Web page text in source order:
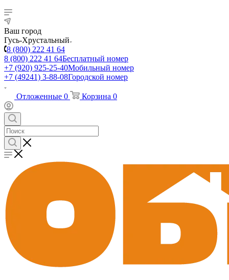
Ваш город
Гусь-Хрустальный
8 (800) 222 41 64
8 (800) 222 41 64Бесплатный номер
+7 (920) 925-25-40Мобильный номер
+7 (49241) 3-88-08Городской номер
Отложенные 0 Корзина 0